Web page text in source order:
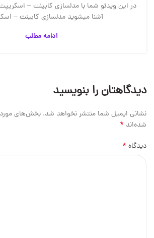
آشنا میشوید مدلسازی کابینت –
ادامه مطلب
دیدگاهتان را بنویسید
نشانی ایمیل شما منتشر نخواهد شد. بخش‌های
شده‌اند *
دیدگاه *